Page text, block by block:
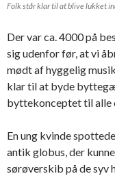
Folk står klar til at blive lukket
Der var ca. 4000 på
sig udenfor før, at vi
mødt af hyggelig
klar til at byde
byttekonceptet til alle
En ung kvinde
antik globus, der
sørøverskib på de syv